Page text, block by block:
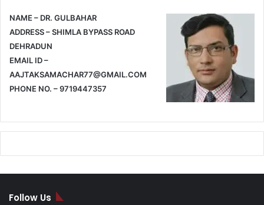
NAME – DR. GULBAHAR
ADDRESS – SHIMLA BYPASS ROAD
DEHRADUN
EMAIL ID –
AAJTAKSAMACHAR77@GMAIL.COM
PHONE NO. – 9719447357
Follow Us